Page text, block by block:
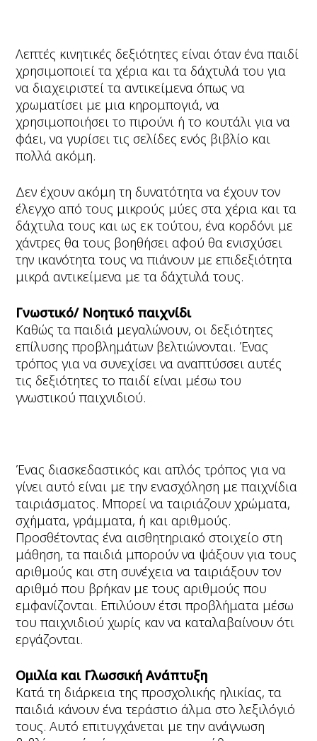
Λεπτές κινητικές δεξιότητες είναι όταν ένα παιδί
χρησιμοποιεί τα χέρια και τα δάχτυλά του για
να διαχειριστεί τα αντικείμενα όπως να
χρωματίσει με μια κηρομπογιά, να
χρησιμοποιήσει το πιρούνι ή το κουτάλι για να
φάει, να γυρίσει τις σελίδες ενός βιβλίο και
πολλά ακόμη.
Δεν έχουν ακόμη τη δυνατότητα να έχουν τον
έλεγχο από τους μικρούς μύες στα χέρια και τα
δάχτυλα τους και ως εκ τούτου, ένα κορδόνι με
χάντρες θα τους βοηθήσει αφού θα ενισχύσει
την ικανότητα τους να πιάνουν με επιδεξιότητα
μικρά αντικείμενα με τα δάχτυλά τους.
Γνωστικό/ Νοητικό παιχνίδι
Καθώς τα παιδιά μεγαλώνουν, οι δεξιότητες
επίλυσης προβλημάτων βελτιώνονται. Ένας
τρόπος για να συνεχίσει να αναπτύσσει αυτές
τις δεξιότητες το παιδί είναι μέσω του
γνωστικού παιχνιδιού.
Ένας διασκεδαστικός και απλός τρόπος για να
γίνει αυτό είναι με την ενασχόληση με παιχνίδια
ταιριάσματος. Μπορεί να ταιριάζουν χρώματα,
σχήματα, γράμματα, ή και αριθμούς.
Προσθέτοντας ένα αισθητηριακό στοιχείο στη
μάθηση, τα παιδιά μπορούν να ψάξουν για τους
αριθμούς και στη συνέχεια να ταιριάξουν τον
αριθμό που βρήκαν με τους αριθμούς που
εμφανίζονται. Επιλύουν έτσι προβλήματα μέσω
του παιχνιδιού χωρίς καν να καταλαβαίνουν ότι
εργάζονται.
Ομιλία και Γλωσσική Ανάπτυξη
Κατά τη διάρκεια της προσχολικής ηλικίας, τα
παιδιά κάνουν ένα τεράστιο άλμα στο λεξιλόγιό
τους. Αυτό επιτυγχάνεται με την ανάγνωση